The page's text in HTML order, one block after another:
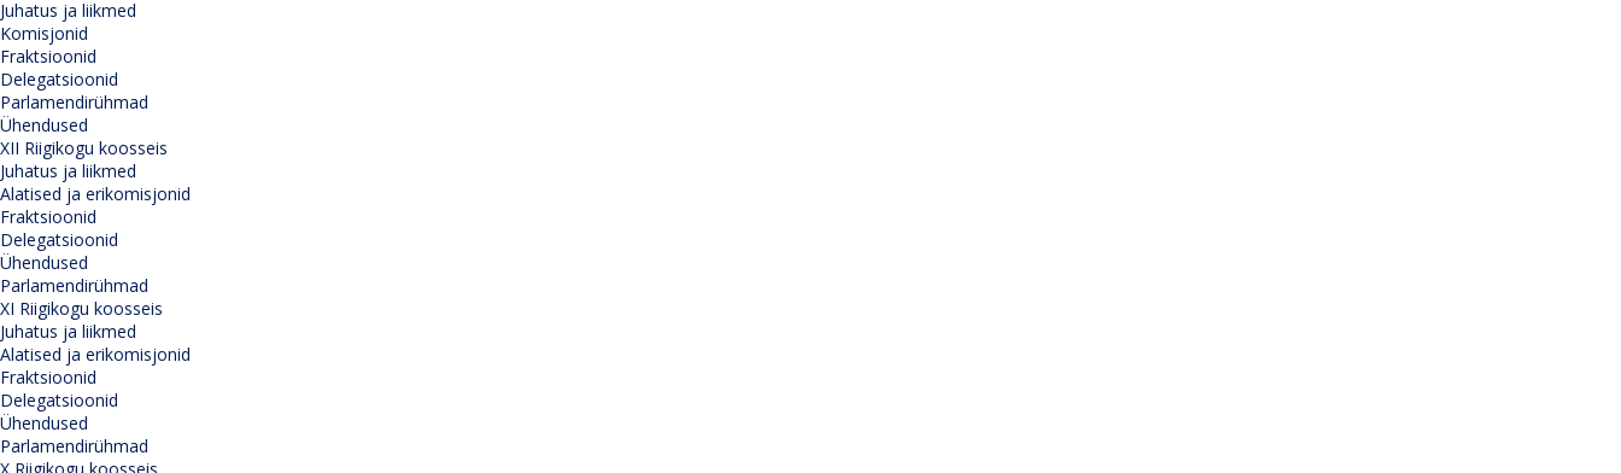
Juhatus ja liikmed
Komisjonid
Fraktsioonid
Delegatsioonid
Parlamendirühmad
Ühendused
XII Riigikogu koosseis
Juhatus ja liikmed
Alatised ja erikomisjonid
Fraktsioonid
Delegatsioonid
Ühendused
Parlamendirühmad
XI Riigikogu koosseis
Juhatus ja liikmed
Alatised ja erikomisjonid
Fraktsioonid
Delegatsioonid
Ühendused
Parlamendirühmad